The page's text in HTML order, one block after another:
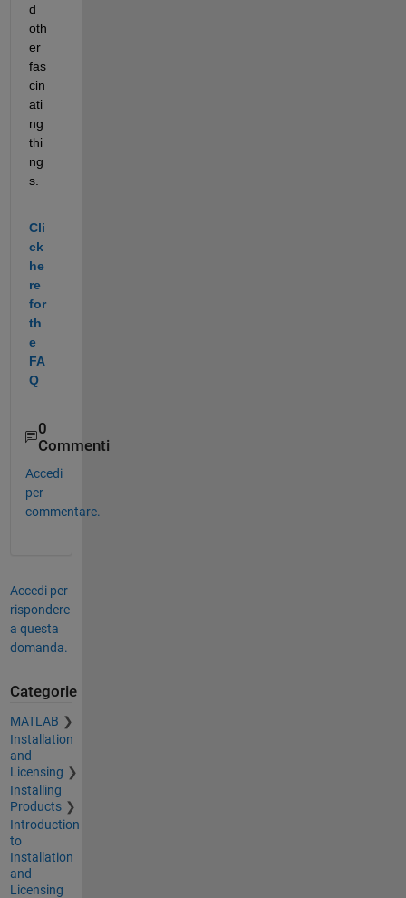
d
oth
er
fas
cin
ati
ng
thi
ng
s.
Cli
ck
he
re
for
th
e
FA
Q
0
Commenti
Accedi
per
commentare.
Accedi per
rispondere
a questa
domanda.
Categorie
MATLAB
Installation
and
Licensing
Installing
Products
Introduction
to
Installation
and
Licensing